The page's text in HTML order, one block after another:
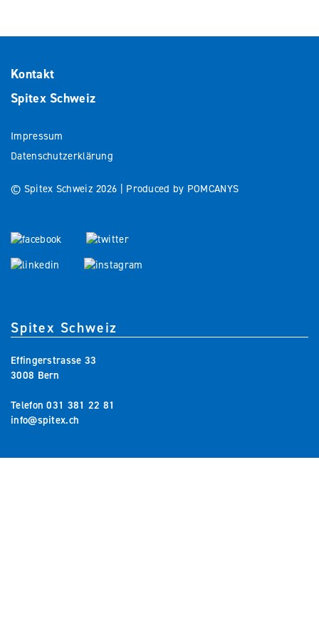
Kontakt
Spitex Schweiz
Impressum
Datenschutzerklärung
© Spitex Schweiz 2026 | Produced by POMCANYS
Spitex Schweiz
Effingerstrasse 33
3008 Bern
Telefon031 381 22 81
info@spitex.ch